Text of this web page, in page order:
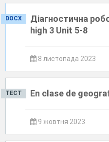
DOCX
Діагностична
high 3 Unit 5-8
8 листопада 2023
ТЕСТ En clase de
9 жовтня 2023